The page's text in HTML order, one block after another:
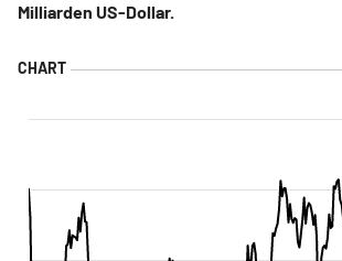
Milliarden US-Dollar.